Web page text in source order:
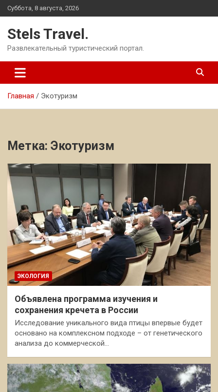
Перейти
к
Суббота, 8 августа, 2026
Stels Travel.
Развлекательный туристический портал.
Главная Экотуризм
Метка: Экотуризм
ЭКОЛОГИЯ
Объявлена программа изучения и
сохранения кречета в России
Исследование уникального вида птицы впервые будет
основано на комплексном подходе – от генетического
анализа до коммерческой…